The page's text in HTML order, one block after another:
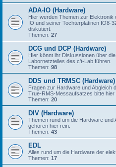
ADA-IO (Hardware)
Hier werden Themen zur Elektronik
IO und seiner Tochterplatinen IO8-
diskutiert.
Themen: 27
DCG und DCP (Hardware)
Hier könnt ihr Diskussionen über
Labornetzteiles des c't-Lab führen.
Themen: 98
DDS und TRMSC (Hardware)
Fragen zur Hardware und Abgleich
True-RMS-Messaufsatzes bitte hier
Themen: 20
DIV (Hardware)
Themen rund um die Hardware und
gehören hier rein.
Themen: 43
EDL
Alles rund um die Hardware der
Themen: 17